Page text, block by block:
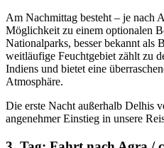
Am Nachmittag besteht – je nach
Möglichkeit zu einem optionalen
Nationalparks, besser bekannt als
weitläufige Feuchtgebiet zählt zu
Indiens und bietet eine
Atmosphäre.
Die erste Nacht außerhalb Delhis
angenehmer Einstieg in unsere